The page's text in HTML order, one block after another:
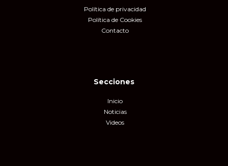
Política de privacidad
Política de Cookies
Contacto
Secciones
Inicio
Noticias
Videos